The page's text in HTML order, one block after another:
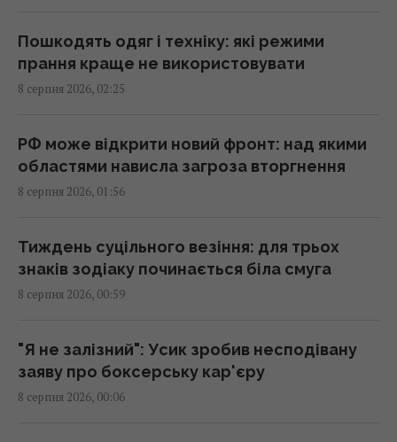
ракету для Су-57, - ЗМІ
00:32 субота, 08 серпня 2026
використати його повторно з користю
00:05 субота, 08 серпня 2026
віком 500 000 років: про що він свідчить
23:58 п'ятниця, 07 серпня 2026
Сенатом США законопроєкту щодо санкцій
проти РФ
23:53 п'ятниця, 07 серпня 2026
Пошкодять одяг і техніку: які режими
прання краще не використовувати
8 серпня 2026, 02:25
РФ може відкрити новий фронт: над якими
областями нависла загроза вторгнення
8 серпня 2026, 01:56
Тиждень суцільного везіння: для трьох
знаків зодіаку починається біла смуга
8 серпня 2026, 00:59
"Я не залізний": Усик зробив несподівану
заяву про боксерську кар'єру
8 серпня 2026, 00:06